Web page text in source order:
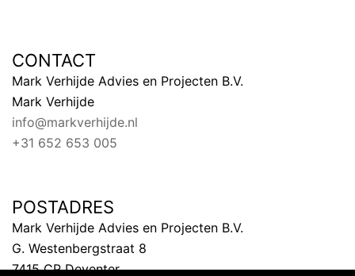
CONTACT
Mark Verhijde Advies en Projecten B.V.
Mark Verhijde
info@markverhijde.nl
+31 652 653 005
POSTADRES
Mark Verhijde Advies en Projecten B.V.
G. Westenbergstraat 8
7415 CP Deventer